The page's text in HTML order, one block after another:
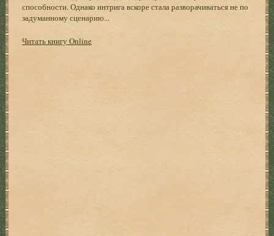
способности. Однако интрига вскоре стала разворачиваться не по
задуманному сценарию...
Читать книгу Online